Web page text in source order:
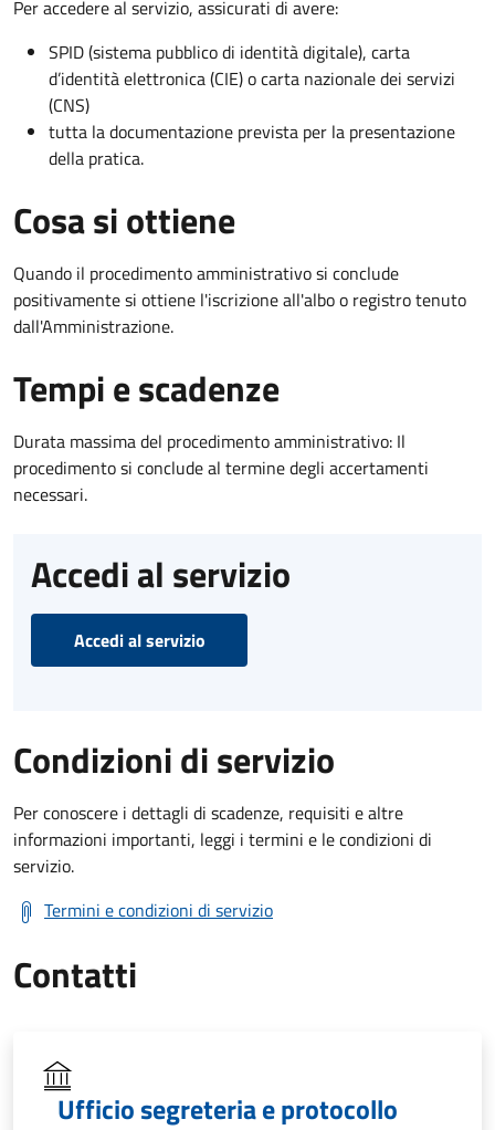
Per accedere al servizio, assicurati di avere:
SPID (sistema pubblico di identità digitale), carta
d’identità elettronica (CIE) o carta nazionale dei servizi
(CNS)
tutta la documentazione prevista per la presentazione
della pratica.
Cosa si ottiene
Quando il procedimento amministrativo si conclude
positivamente si ottiene l'iscrizione all'albo o registro tenuto
dall'Amministrazione.
Tempi e scadenze
Durata massima del procedimento amministrativo: Il
procedimento si conclude al termine degli accertamenti
necessari.
Accedi al servizio
Accedi al servizio
Condizioni di servizio
Per conoscere i dettagli di scadenze, requisiti e altre
informazioni importanti, leggi i termini e le condizioni di
servizio.
Termini e condizioni di servizio
Contatti
Ufficio segreteria e protocollo